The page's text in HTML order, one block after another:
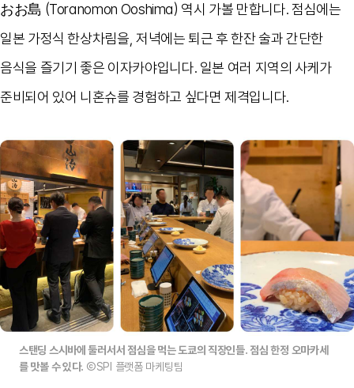
おお島 (Toranomon Ooshima) 역시 가볼 만합니다. 점심에는
일본 가정식 한상차림을 저녁에는 퇴근 후 한잔 술과 간단한
음식을 즐기기 좋은 이자카야입니다. 일본 여러 지역의 사케가
준비되어 있어 니혼슈를 경험하고 싶다면 제격입니다.
스탠딩 스시바에 둘러서서 점심을 먹는 도쿄의 직장인들. 점심 한정 오마카세
를 맛볼 수 있다. ⒸSPI 플랫폼 마케팅팀